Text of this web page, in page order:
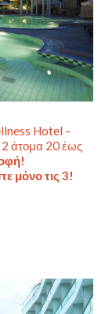
Hotel –
2 άτομα 20 έως
μόνο τις 3!